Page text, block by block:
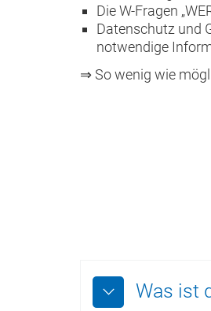
Die W-Fragen
Datenschutz und
notwendige
⇒ So wenig wie
Was ist